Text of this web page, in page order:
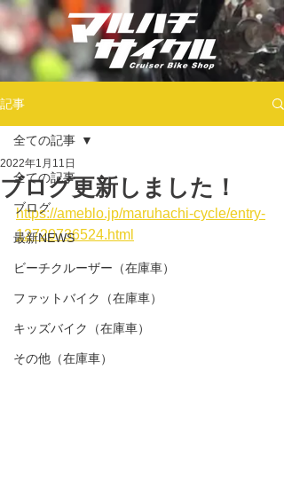
記事
全ての記事
ブログ
最新NEWS
ビーチクルーザー（在庫車）
ファットバイク（在庫車）
キッズバイク（在庫車）
その他（在庫車）
全ての記事
ブログ更新しました！
2022年1月11日
https://ameblo.jp/maruhachi-cycle/entry-
12720736524.html